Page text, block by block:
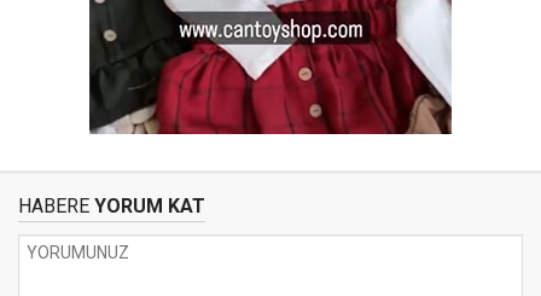
HABERE YORUM KAT